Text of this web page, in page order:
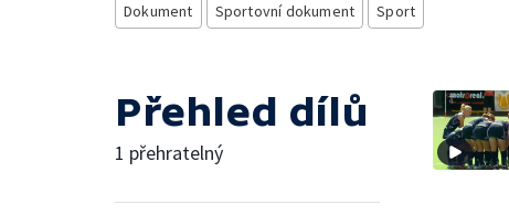
Dokument Sportovní dokument Sport
Přehled dílů
1 přehratelný